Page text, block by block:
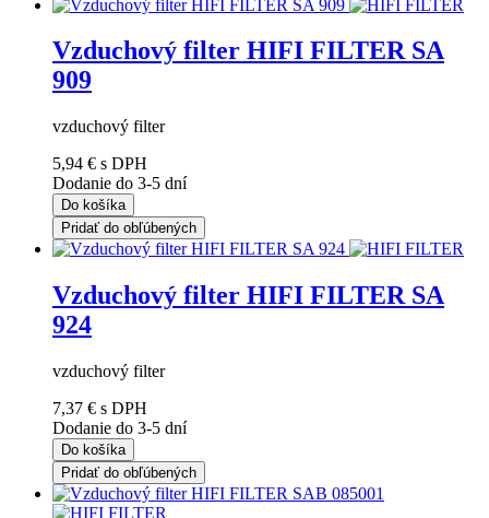
Vzduchový filter HIFI FILTER SA
909
vzduchový filter
5,94 € s DPH
Dodanie do 3-5 dní
Do košíka
Pridať do obľúbených
Vzduchový filter HIFI FILTER SA
924
vzduchový filter
7,37 € s DPH
Dodanie do 3-5 dní
Do košíka
Pridať do obľúbených